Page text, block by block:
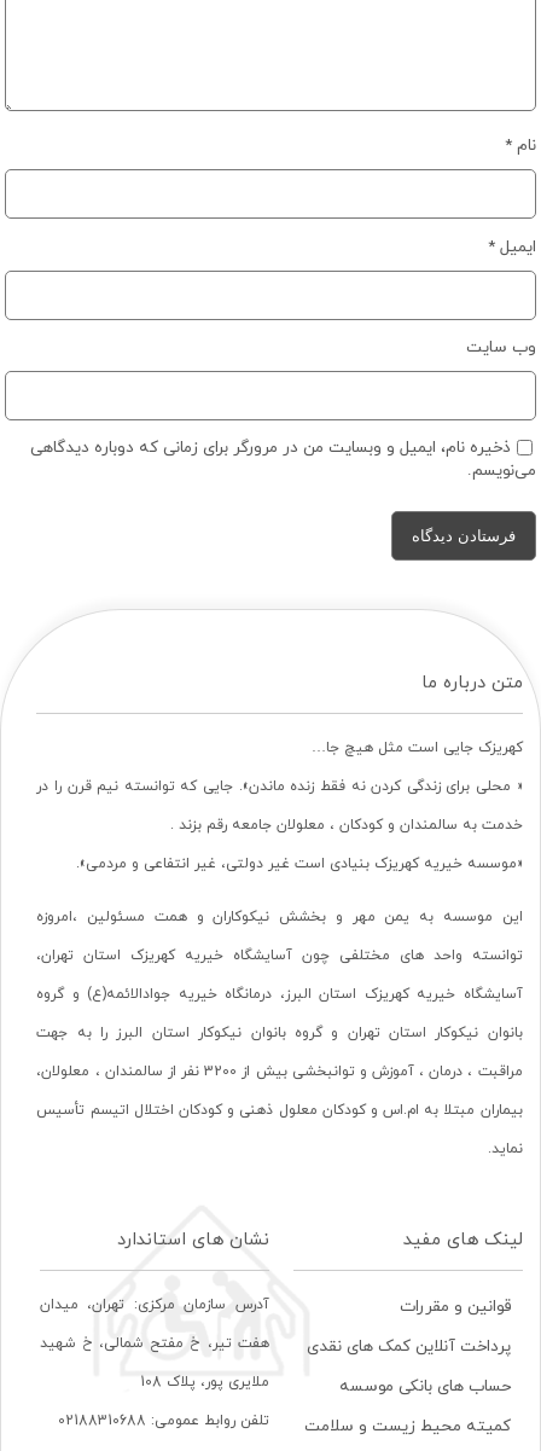
نام*
ایمیل*
وب‌ سایت
ذخیره نام، ایمیل و وبسایت من در مرورگر برای زمانی که دوباره دیدگاهی
می‌نویسم.
متن درباره ما
کهریزک جایی است مثل هیچ جا…
« محلی برای زندگی کردن نه فقط زنده ماندن». جایی که توانسته نیم قرن را در
خدمت به سالمندان و کودکان ، معلولان جامعه رقم بزند .
«موسسه خیریه کهریزک بنیادی است غیر دولتی، غیر انتفاعی و مردمی».
این موسسه به یمن مهر و بخشش نیکوکاران و همت مسئولین ،امروزه
توانسته واحد های مختلفی چون آسایشگاه خیریه کهریزک استان تهران،
آسایشگاه خیریه کهریزک استان البرز، درمانگاه خیریه جوادالائمه(ع) و گروه
بانوان نیکوکار استان تهران و گروه بانوان نیکوکار استان البرز را به جهت
مراقبت ، درمان ، آموزش و توانبخشی بیش از 3200 نفر از سالمندان ، معلولان،
بیماران مبتلا به ام.اس و کودکان معلول ذهنی و کودکان اختلال اتیسم تأسیس
نماید.
لینک های مفید
قوانین و مقررات
پرداخت آنلاین کمک های نقدی
حساب های بانکی موسسه
کمیته محیط زیست و سلامت
نشان های استاندارد
آدرس سازمان مرکزی: تهران، ميدان
هفت تير، خ مفتح شمالی، خ شهيد
ملايری پور، پلاک 108
تلفن روابط عمومی: 02188310688